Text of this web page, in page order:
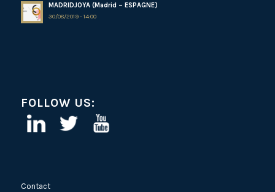
MADRIDJOYA (Madrid – ESPAGNE)
30/08/2019 - 14:00
FOLLOW US:
Contact